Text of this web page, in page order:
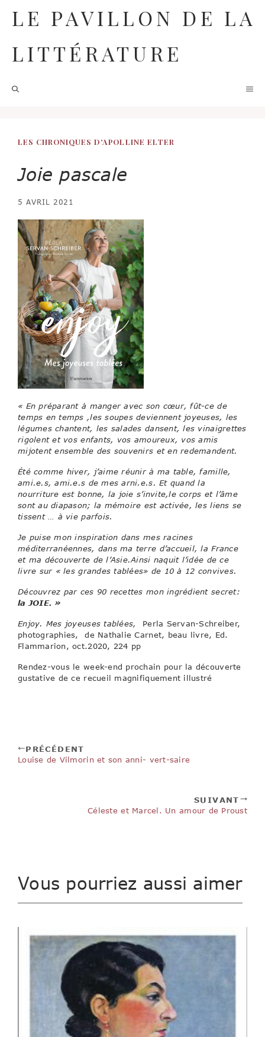
contenu
LE PAVILLON DE LA
LITTÉRATURE
LES CHRONIQUES D'APOLLINE ELTER
Joie pascale
5 AVRIL 2021
« En préparant à manger avec son cœur, fût-ce de
temps en temps ,les soupes deviennent joyeuses, les
légumes chantent, les salades dansent, les vinaigrettes
rigolent et vos enfants, vos amoureux, vos amis
mijotent ensemble des souvenirs et en redemandent.
Été comme hiver, j’aime réunir à ma table, famille,
ami.e.s, ami.e.s de mes arni.e.s. Et quand la
nourriture est bonne, la joie s’invite,le corps et l’âme
sont au diapason; la mémoire est activée, les liens se
tissent … à vie parfois.
Je puise mon inspiration dans mes racines
méditerranéennes, dans ma terre d’accueil, la France
et ma découverte de l’Asie.Ainsi naquit l’idée de ce
livre sur « les grandes tablées» de 10 à 12 convives.
Découvrez par ces 90 recettes mon ingrédient secret:
la JOIE. »
Enjoy. Mes joyeuses tablées,
Perla Servan-Schreiber,
photographies, de Nathalie Carnet, beau livre, Ed.
Flammarion, oct.2020, 224 pp
Rendez-vous le week-end prochain pour la découverte
gustative de ce recueil magnifiquement illustré
PRÉCÉDENT
Louise de Vilmorin et son anni- vert-saire
SUIVANT
Céleste et Marcel. Un amour de Proust
Vous pourriez aussi aimer